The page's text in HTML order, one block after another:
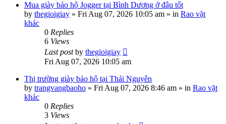
Mua giày bảo hộ Jogger tại Bình Dương ở đâu tốt
by thegioigiay » Fri Aug 07, 2026 10:05 am » in Rao vặt
khác
0 Replies
6 Views
Last postby thegioigiay
Fri Aug 07, 2026 10:05 am
Thị trường giày bảo hộ tại Thái Nguyên
by trangvangbaoho » Fri Aug 07, 2026 8:46 am » in Rao vặt
khác
0 Replies
3 Views